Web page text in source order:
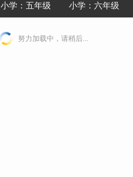
小学：五年级 小学：六年级
努力加载中，请稍后...